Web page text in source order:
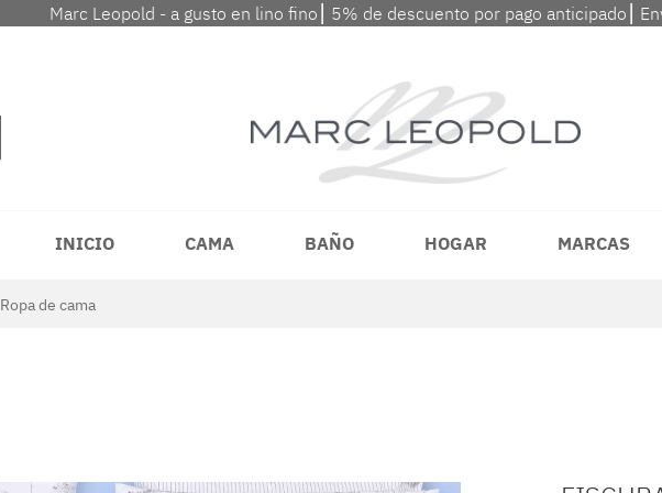
Marc Leopold - a gusto en lino fino⎮ 5% de descuento por pago anticipado⎮
INICIO CAMA BAÑO HOGAR MARCAS
Ropa de cama